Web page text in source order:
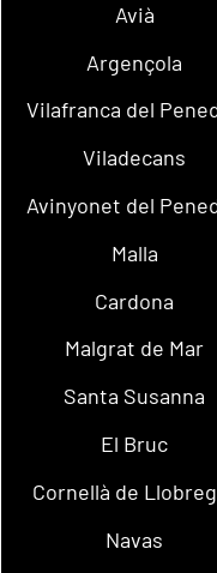
Avià
Argençola
Vilafranca del
Viladecans
Avinyonet del
Malla
Cardona
Malgrat de Mar
Santa Susanna
El Bruc
Cornellà de
Navas